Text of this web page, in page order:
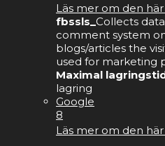
Läs mer om den
fbssls_ Collects
comment system
blogs/articles the
used for marketing
Maximal
lagring
Google
8
Läs mer om den